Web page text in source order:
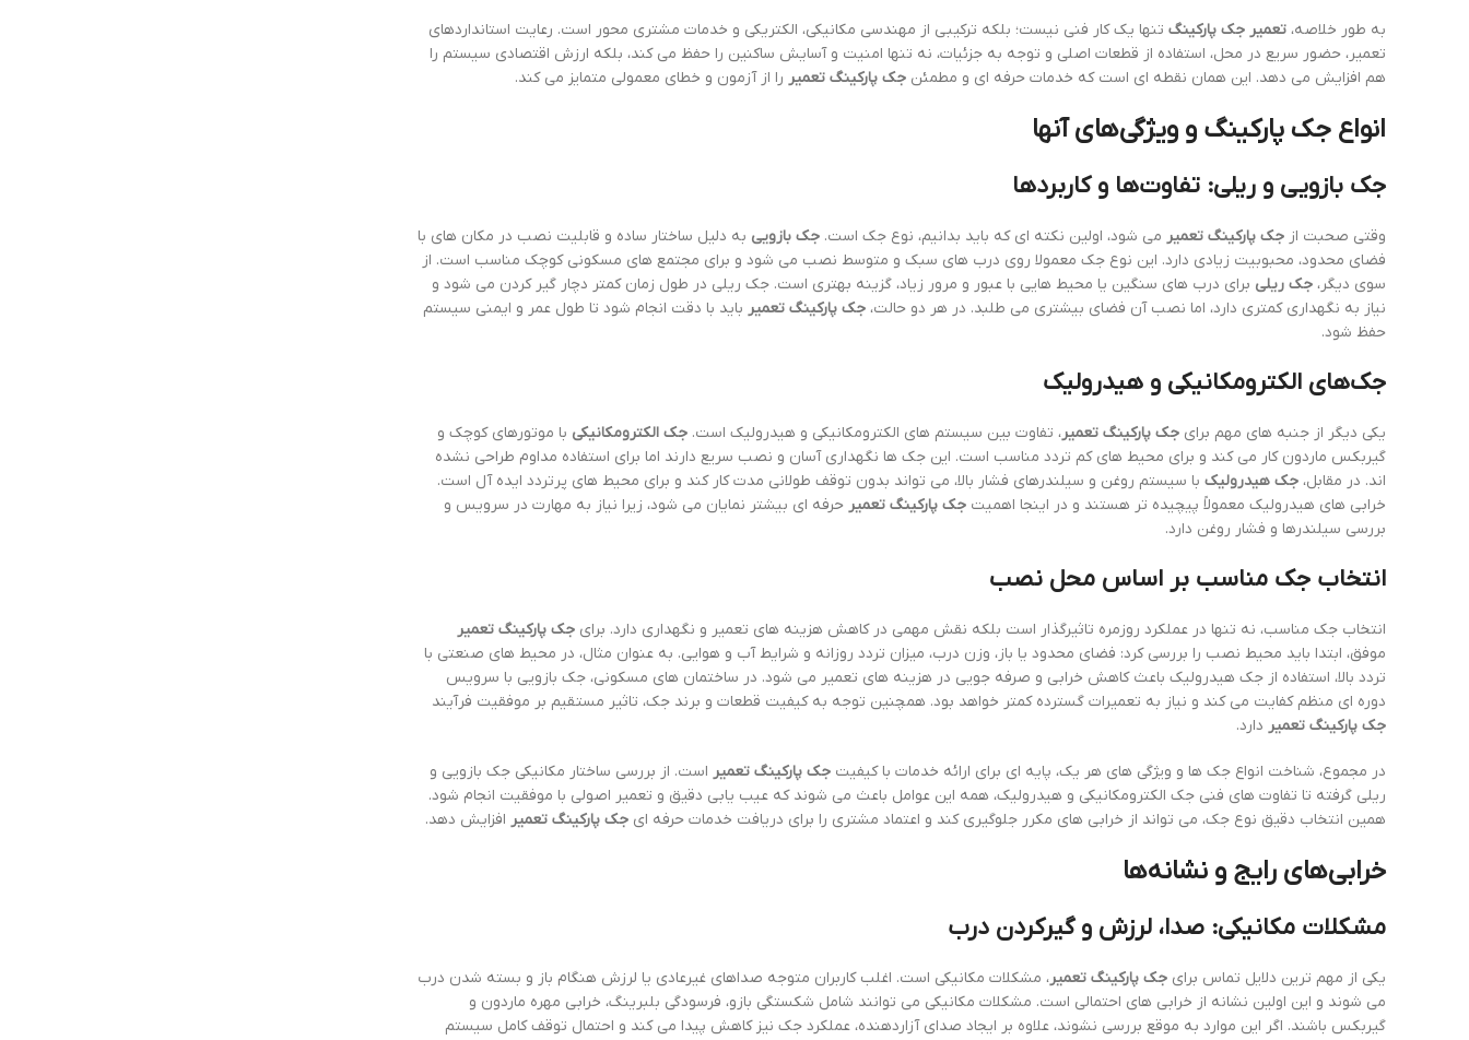
به طور خلاصه، تعمیر جک پارکینگ تنها یک کار فنی نیست؛ بلکه ترکیبی از مهندسی مکانیکی، الکتریکی و خدمات مشتری محور است. رعایت استانداردهای
تعمیر، حضور سریع در محل، استفاده از قطعات اصلی و توجه به جزئیات، نه تنها امنیت و آسایش ساکنین را حفظ می کند، بلکه ارزش اقتصادی سیستم را
هم افزایش می دهد. این همان نقطه ای است که خدمات حرفه ای و مطمئن جک پارکینگ تعمیر را از آزمون و خطای معمولی متمایز می کند.
انواع جک پارکینگ و ویژگی‌های آنها
جک بازویی و ریلی: تفاوت‌ها و کاربردها
وقتی صحبت از جک پارکینگ تعمیر می شود، اولین نکته ای که باید بدانیم، نوع جک است. جک بازویی به دلیل ساختار ساده و قابلیت نصب در مکان های با
فضای محدود، محبوبیت زیادی دارد. این نوع جک معمولا روی درب های سبک و متوسط نصب می شود و برای مجتمع های مسکونی کوچک مناسب است. از
سوی دیگر، جک ریلی برای درب های سنگین یا محیط هایی با عبور و مرور زیاد، گزینه بهتری است. جک ریلی در طول زمان کمتر دچار گیر کردن می شود و
نیاز به نگهداری کمتری دارد، اما نصب آن فضای بیشتری می طلبد. در هر دو حالت، جک پارکینگ تعمیر باید با دقت انجام شود تا طول عمر و ایمنی سیستم
حفظ شود.
جک‌های الکترومکانیکی و هیدرولیک
یکی دیگر از جنبه های مهم برای جک پارکینگ تعمیر، تفاوت بین سیستم های الکترومکانیکی و هیدرولیک است. جک الکترومکانیکی با موتورهای کوچک و
گیربکس ماردون کار می کند و برای محیط های کم تردد مناسب است. این جک ها نگهداری آسان و نصب سریع دارند اما برای استفاده مداوم طراحی نشده
اند. در مقابل، جک هیدرولیک با سیستم روغن و سیلندرهای فشار بالا، می تواند بدون توقف طولانی مدت کار کند و برای محیط های پرتردد ایده آل است.
خرابی های هیدرولیک معمولاً پیچیده تر هستند و در اینجا اهمیت جک پارکینگ تعمیر حرفه ای بیشتر نمایان می شود، زیرا نیاز به مهارت در سرویس و
بررسی سیلندرها و فشار روغن دارد.
انتخاب جک مناسب بر اساس محل نصب
انتخاب جک مناسب، نه تنها در عملکرد روزمره تاثیرگذار است بلکه نقش مهمی در کاهش هزینه های تعمیر و نگهداری دارد. برای جک پارکینگ تعمیر
موفق، ابتدا باید محیط نصب را بررسی کرد: فضای محدود یا باز، وزن درب، میزان تردد روزانه و شرایط آب و هوایی. به عنوان مثال، در محیط های صنعتی با
تردد بالا، استفاده از جک هیدرولیک باعث کاهش خرابی و صرفه جویی در هزینه های تعمیر می شود. در ساختمان های مسکونی، جک بازویی با سرویس
دوره ای منظم کفایت می کند و نیاز به تعمیرات گسترده کمتر خواهد بود. همچنین توجه به کیفیت قطعات و برند جک، تاثیر مستقیم بر موفقیت فرآیند
جک پارکینگ تعمیر دارد.
در مجموع، شناخت انواع جک ها و ویژگی های هر یک، پایه ای برای ارائه خدمات با کیفیت جک پارکینگ تعمیر است. از بررسی ساختار مکانیکی جک بازویی و
ریلی گرفته تا تفاوت های فنی جک الکترومکانیکی و هیدرولیک، همه این عوامل باعث می شوند که عیب یابی دقیق و تعمیر اصولی با موفقیت انجام شود.
همین انتخاب دقیق نوع جک، می تواند از خرابی های مکرر جلوگیری کند و اعتماد مشتری را برای دریافت خدمات حرفه ای جک پارکینگ تعمیر افزایش دهد.
خرابی‌های رایج و نشانه‌ها
مشکلات مکانیکی: صدا، لرزش و گیرکردن درب
یکی از مهم ترین دلایل تماس برای جک پارکینگ تعمیر، مشکلات مکانیکی است. اغلب کاربران متوجه صداهای غیرعادی یا لرزش هنگام باز و بسته شدن درب
می شوند و این اولین نشانه از خرابی های احتمالی است. مشکلات مکانیکی می توانند شامل شکستگی بازو، فرسودگی بلبرینگ، خرابی مهره ماردون و
گیربکس باشند. اگر این موارد به موقع بررسی نشوند، علاوه بر ایجاد صدای آزاردهنده، عملکرد جک نیز کاهش پیدا می کند و احتمال توقف کامل سیستم